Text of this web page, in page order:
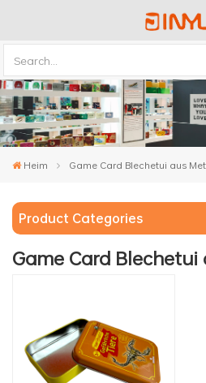
Heim Game Card Blechetui aus
Product Categories
Game Card